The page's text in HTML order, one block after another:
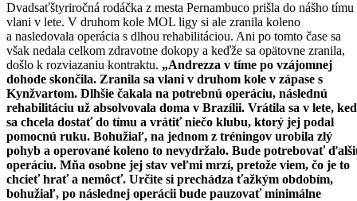
Dvadsaťštyriročná rodáčka z mesta Pernambuco prišla do nášho tímu
vlani v lete. V druhom kole MOL ligy si ale zranila koleno
a nasledovala operácia s dlhou rehabilitáciou. Ani po tomto čase sa
však nedala celkom zdravotne dokopy a keďže sa opätovne zranila,
došlo k rozviazaniu kontraktu. „Andrezza v tíme po vzájomnej
dohode skončila. Zranila sa vlani v druhom kole v zápase s
Kynžvartom. Dlhšie čakala na potrebnú operáciu, následnú
rehabilitáciu už absolvovala doma v Brazílii. Vrátila sa v lete,
sa chcela dostať do tímu a vrátiť niečo klubu, ktorý jej podal
pomocnú ruku. Bohužiaľ, na jednom z tréningov urobila zlý
pohyb a operované koleno to nevydržalo. Bude potrebovať
operáciu. Mňa osobne jej stav veľmi mrzí, pretože viem, čo je to
chcieť hrať a nemôcť. Určite si prechádza ťažkým obdobím,
bohužiaľ, po následnej operácii bude pauzovať minimálne